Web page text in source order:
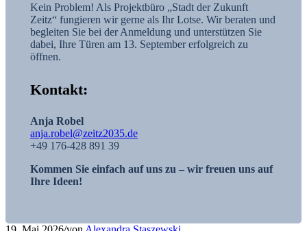
Kein Problem! Als Projektbüro „Stadt der Zukunft
Zeitz“ fungieren wir gerne als Ihr Lotse. Wir beraten und
begleiten Sie bei der Anmeldung und unterstützen Sie
dabei, Ihre Türen am 13. September erfolgreich zu
öffnen.
Kontakt:
Anja Robel
anja.robel@zeitz2035.de
+49 176-428 891 39
Kommen Sie einfach auf uns zu – wir freuen uns auf
Ihre Ideen!